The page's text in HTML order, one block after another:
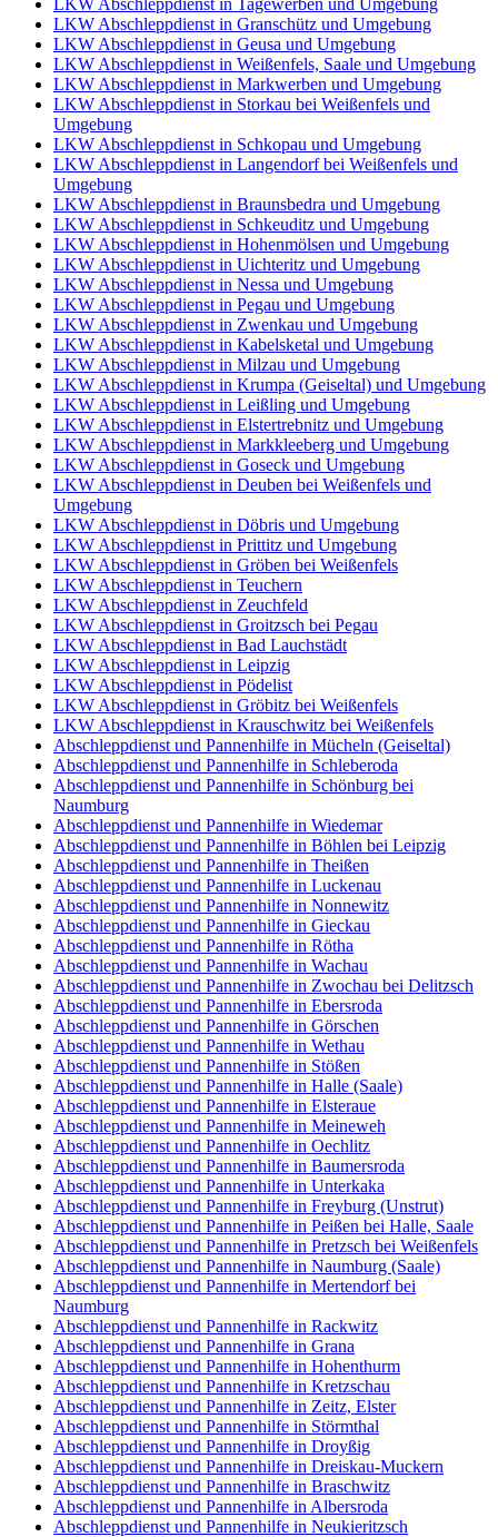
LKW Abschleppdienst in Tagewerben und Umgebung
LKW Abschleppdienst in Granschütz und Umgebung
LKW Abschleppdienst in Geusa und Umgebung
LKW Abschleppdienst in Weißenfels, Saale und Umgebung
LKW Abschleppdienst in Markwerben und Umgebung
LKW Abschleppdienst in Storkau bei Weißenfels und
Umgebung
LKW Abschleppdienst in Schkopau und Umgebung
LKW Abschleppdienst in Langendorf bei Weißenfels und
Umgebung
LKW Abschleppdienst in Braunsbedra und Umgebung
LKW Abschleppdienst in Schkeuditz und Umgebung
LKW Abschleppdienst in Hohenmölsen und Umgebung
LKW Abschleppdienst in Uichteritz und Umgebung
LKW Abschleppdienst in Nessa und Umgebung
LKW Abschleppdienst in Pegau und Umgebung
LKW Abschleppdienst in Zwenkau und Umgebung
LKW Abschleppdienst in Kabelsketal und Umgebung
LKW Abschleppdienst in Milzau und Umgebung
LKW Abschleppdienst in Krumpa (Geiseltal) und Umgebung
LKW Abschleppdienst in Leißling und Umgebung
LKW Abschleppdienst in Elstertrebnitz und Umgebung
LKW Abschleppdienst in Markkleeberg und Umgebung
LKW Abschleppdienst in Goseck und Umgebung
LKW Abschleppdienst in Deuben bei Weißenfels und
Umgebung
LKW Abschleppdienst in Döbris und Umgebung
LKW Abschleppdienst in Prittitz und Umgebung
LKW Abschleppdienst in Gröben bei Weißenfels
LKW Abschleppdienst in Teuchern
LKW Abschleppdienst in Zeuchfeld
LKW Abschleppdienst in Groitzsch bei Pegau
LKW Abschleppdienst in Bad Lauchstädt
LKW Abschleppdienst in Leipzig
LKW Abschleppdienst in Pödelist
LKW Abschleppdienst in Gröbitz bei Weißenfels
LKW Abschleppdienst in Krauschwitz bei Weißenfels
Abschleppdienst und Pannenhilfe in Mücheln (Geiseltal)
Abschleppdienst und Pannenhilfe in Schleberoda
Abschleppdienst und Pannenhilfe in Schönburg bei
Naumburg
Abschleppdienst und Pannenhilfe in Wiedemar
Abschleppdienst und Pannenhilfe in Böhlen bei Leipzig
Abschleppdienst und Pannenhilfe in Theißen
Abschleppdienst und Pannenhilfe in Luckenau
Abschleppdienst und Pannenhilfe in Nonnewitz
Abschleppdienst und Pannenhilfe in Gieckau
Abschleppdienst und Pannenhilfe in Rötha
Abschleppdienst und Pannenhilfe in Wachau
Abschleppdienst und Pannenhilfe in Zwochau bei Delitzsch
Abschleppdienst und Pannenhilfe in Ebersroda
Abschleppdienst und Pannenhilfe in Görschen
Abschleppdienst und Pannenhilfe in Wethau
Abschleppdienst und Pannenhilfe in Stößen
Abschleppdienst und Pannenhilfe in Halle (Saale)
Abschleppdienst und Pannenhilfe in Elsteraue
Abschleppdienst und Pannenhilfe in Meineweh
Abschleppdienst und Pannenhilfe in Oechlitz
Abschleppdienst und Pannenhilfe in Baumersroda
Abschleppdienst und Pannenhilfe in Unterkaka
Abschleppdienst und Pannenhilfe in Freyburg (Unstrut)
Abschleppdienst und Pannenhilfe in Peißen bei Halle, Saale
Abschleppdienst und Pannenhilfe in Pretzsch bei Weißenfels
Abschleppdienst und Pannenhilfe in Naumburg (Saale)
Abschleppdienst und Pannenhilfe in Mertendorf bei
Naumburg
Abschleppdienst und Pannenhilfe in Rackwitz
Abschleppdienst und Pannenhilfe in Grana
Abschleppdienst und Pannenhilfe in Hohenthurm
Abschleppdienst und Pannenhilfe in Kretzschau
Abschleppdienst und Pannenhilfe in Zeitz, Elster
Abschleppdienst und Pannenhilfe in Störmthal
Abschleppdienst und Pannenhilfe in Droyßig
Abschleppdienst und Pannenhilfe in Dreiskau-Muckern
Abschleppdienst und Pannenhilfe in Braschwitz
Abschleppdienst und Pannenhilfe in Albersroda
Abschleppdienst und Pannenhilfe in Neukieritzsch